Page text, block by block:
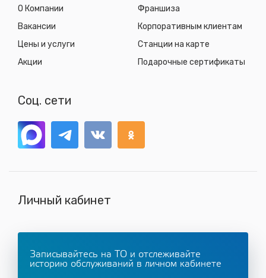
О Компании
Вакансии
Цены и услуги
Акции
Франшиза
Корпоративным клиентам
Станции на карте
Подарочные сертификаты
Соц. сети
Личный кабинет
Записывайтесь на ТО и отслеживайте
историю обслуживаний в личном кабинете